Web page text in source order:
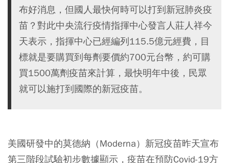
布好消息，但國人最快何時可以打到新冠肺炎疫
苗？對此中央流行疫情指揮中心發言人莊人祥今
天表示，指揮中心已經編列115.5億元經費，目
標就是要購買到每劑要價約700元台幣，約可購
買1500萬劑疫苗來計算，最快明年中後，民眾
就可以施打到國際的新冠疫苗。
美國研發中的莫德納（Moderna）新冠疫苗昨天宣布
第三階段試驗初步數據顯示，疫苗在預防Covid-19方